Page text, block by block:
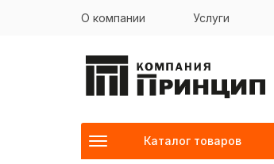
О компании Услуги
Каталог товаров